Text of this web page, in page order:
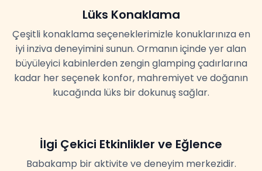
Lüks Konaklama
Çeşitli konaklama seçeneklerimizle konuklarınıza en
iyi inziva deneyimini sunun. Ormanın içinde yer alan
büyüleyici kabinlerden zengin glamping çadırlarına
kadar her seçenek konfor, mahremiyet ve doğanın
kucağında lüks bir dokunuş sağlar.
İlgi Çekici Etkinlikler ve Eğlence
Babakamp bir aktivite ve deneyim merkezidir.